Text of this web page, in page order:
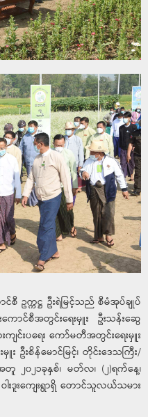
ဥက္ကဋ္ဌ ဦးရဲမြင့်သည် စီမံအုပ်ချုပ်
ကောင်စီအတွင်းရေးမှူး ဦးသန်းဆွေ
ျင်းပရေး ကော်မတီအတွင်းရေးမှူး
မှူး ဦးစိန်မောင်မြင့်၊ တိုင်းဒေသကြီး/
တူ ၂၀၂၁ခုနှစ်၊ မတ်လ၊ (၂)ရက်နေ့၊
းဒူးကျေးရွာရှိ တောင်သူလယ်သမား